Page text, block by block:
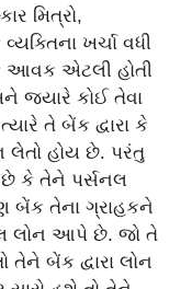
મિત્રો,
ખર્ચા વધી
આવક એટલી હોતી
જ્યારે કોઈ તેવા
તે બેંક દ્વારા કે
લેતો હોય છે. પરંતુ
કે તેને પર્સનલ
બેંક તેના ગ્રાહકને
લોન આપે છે. જો તે
તેને બેંક દ્વારા લોન